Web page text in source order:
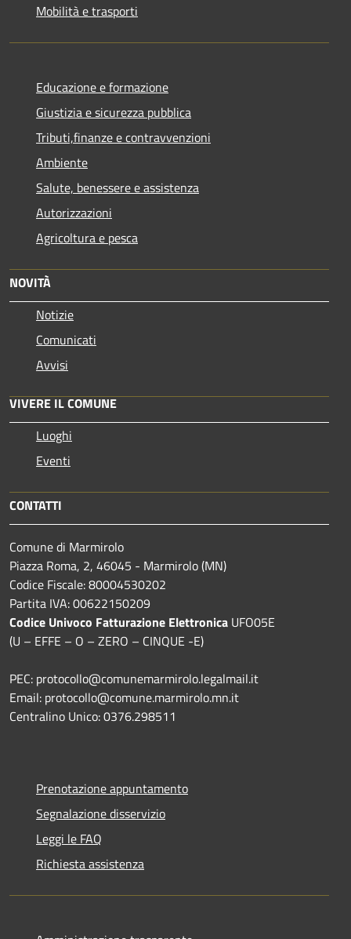
Mobilità e trasporti
Educazione e formazione
Giustizia e sicurezza pubblica
Tributi,finanze e contravvenzioni
Ambiente
Salute, benessere e assistenza
Autorizzazioni
Agricoltura e pesca
NOVITÀ
Notizie
Comunicati
Avvisi
VIVERE IL COMUNE
Luoghi
Eventi
CONTATTI
Comune di Marmirolo
Piazza Roma, 2, 46045 - Marmirolo (MN)
Codice Fiscale: 80004530202
Partita IVA: 00622150209
Codice Univoco Fatturazione Elettronica UFO05E
(U – EFFE – O – ZERO – CINQUE -E)
PEC: protocollo@comunemarmirolo.legalmail.it
Email: protocollo@comune.marmirolo.mn.it
Centralino Unico: 0376.298511
Prenotazione appuntamento
Segnalazione disservizio
Leggi le FAQ
Richiesta assistenza